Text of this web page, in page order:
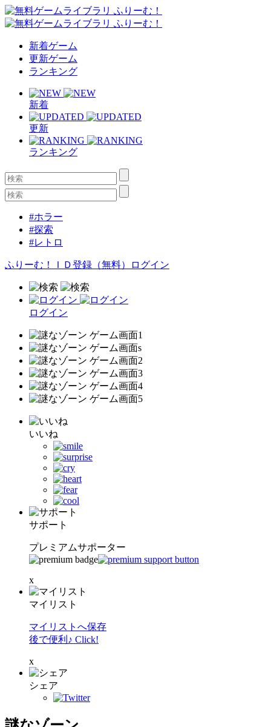
新着ゲーム
更新ゲーム
ランキング
新着
更新
ランキング
#ホラー
#探索
#レトロ
ふりーむ！ＩＤ登録（無料） ログイン
ログイン
いいね
サポート
プレミアムサポーター
x
マイリスト
マイリストへ保存
後で便利♪ Click!
x
シェア